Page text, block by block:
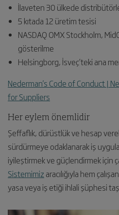
İlaveten 30 ülkede
5 kıtada 12 üretim tesisi
NASDAQ OMX Stockholm,
gösterilme
Helsingborg, İsveç’teki ana
Nederman's Code of Conduct |
for Suppliers
Her eylem önemlidir
Şeffaflık, dürüstlük ve hesap
sürdürmeye odaklanarak iş
iyileştirmek ve güçlendirmek için
Sistemimiz aracılığıyla hem
yasa veya iş etiği ihlali şüphesi